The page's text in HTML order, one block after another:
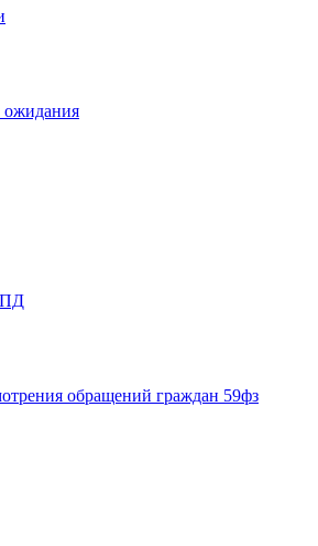
ожидания
обращений граждан 59фз